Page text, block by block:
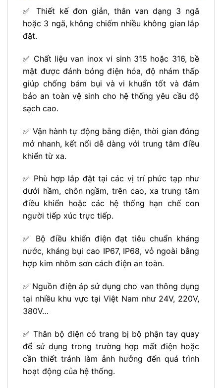
✅ Thiết kế đơn giản, thân van dạng 3 ngã
hoặc 3 ngã, không chiếm nhiều không gian lắp
đặt.
✅ Chất liệu van inox vi sinh 315 hoặc 316, bề
mặt được đánh bóng điện hóa, độ nhám thấp
giúp chống bám bụi và vi khuẩn tốt và đảm
bảo an toàn vệ sinh cho hệ thống yêu cầu độ
sạch cao.
✅ Vận hành tự động bằng điện, thời gian đóng
mở nhanh, kết nối dễ dàng với trung tâm điều
khiển từ xa.
✅ Phù hợp lắp đặt tại các vị trí phức tạp như
dưới hầm, chôn ngầm, trên cao, xa trung tâm
điều khiển hoặc các hệ thống hạn chế con
người tiếp xúc trực tiếp.
✅ Bộ điều khiển điện đạt tiêu chuẩn kháng
nước, kháng bụi cao IP67, IP68, vỏ ngoài bằng
hợp kim nhôm sơn cách điện an toàn.
✅ Nguồn điện áp sử dụng cho van thông dụng
tại nhiều khu vực tại Việt Nam như 24V, 220V,
380V…
✅ Thân bộ điện có trang bị bộ phận tay quay
để sử dụng trong trường hợp mất điện hoặc
cần thiết tránh làm ảnh hưởng đến quá trình
hoạt động của hệ thống.